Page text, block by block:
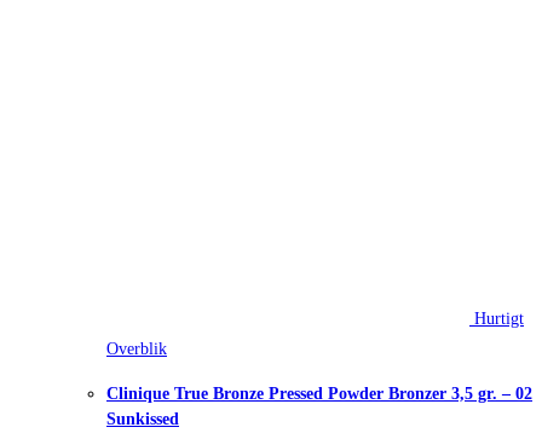
Hurtigt
Overblik
Clinique True Bronze Pressed Powder Bronzer 3,5 gr. – 02
Sunkissed